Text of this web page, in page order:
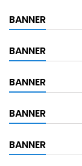
BANNER
BANNER
BANNER
BANNER
BANNER